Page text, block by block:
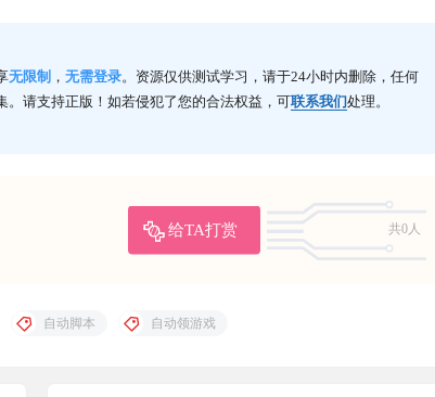
无限制 ， 无需登录。资源仅供测试学习，请于24小时内删除，任何
请支持正版！如若侵犯了您的合法权益，可联系我们处理。
给TA打赏
共0人
自动脚本 自动领游戏